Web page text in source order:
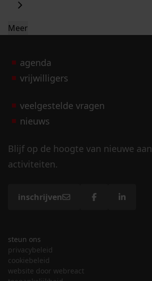
Meer
agenda
vrijwilligers
veelgestelde vragen
nieuws
Blijf op de hoogte van nieuwe
activiteiten.
inschrijven
steun ons
privacybeleid
cookiebeleid
website door webreact